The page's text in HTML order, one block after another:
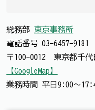
総務部 東京事務所
電話番号 03-6457-9181
〒100-0012 東京都千
【GoogleMap】
業務時間 平日9:00～